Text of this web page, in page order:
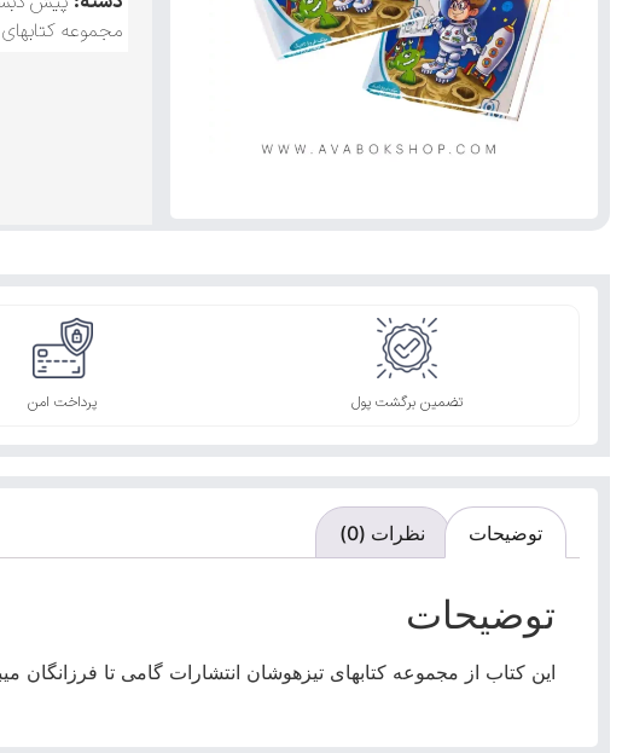
مجموعه
تضمین برگشت پول پرداخت امن
توضیحات نظرات (0)
توضیحات
این کتاب از مجموعه کتابهای تیزهوشان انتشارات گامی تا